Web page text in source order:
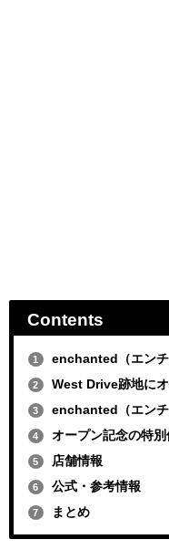
Contents
1 enchanted（エンチ
2 West Drive跡地に
3 enchanted（エンチ
4 オープン記念の特
5 店舗情報
6 公式・参考情報
7 まとめ